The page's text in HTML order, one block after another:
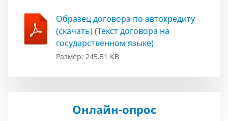
Образец договора по автокредиту
(скачать) (Текст договора на
государственном языке)
Размер: 245.51 KB
Онлайн-опрос